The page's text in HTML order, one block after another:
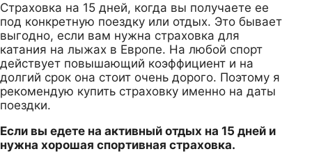
Страховка на 15 дней, когда вы получаете ее
под конкретную поездку или отдых. Это бывает
выгодно, если вам нужна страховка для
катания на лыжах в Европе. На любой спорт
действует повышающий коэффициент и на
долгий срок она стоит очень дорого. Поэтому я
рекомендую купить страховку именно на даты
поездки.
Если вы едете на активный отдых на 15 дней и
нужна хорошая спортивная страховка.